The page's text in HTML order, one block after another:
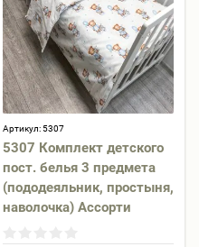
Артикул:5307
5307 Комплект детского
пост. белья 3 предмета
(пододеяльник, простыня,
наволочка) Ассорти